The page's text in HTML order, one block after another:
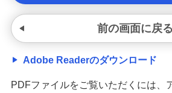
前の画面に戻る
Adobe Readerのダウンロード
PDFファイルをご覧いただくには、